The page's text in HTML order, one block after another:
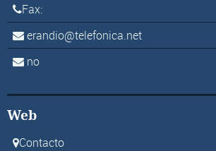
Fax:
erandio@telefonica.net
no
Web
Contacto